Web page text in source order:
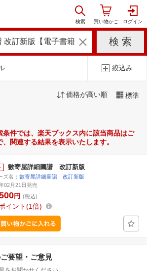
絞込み
価格が高い順 標準
条件では、楽天ブックス内に該当商品はご
関連する結果を表示いたします。
數寄屋詳細圖譜 改訂新版
ズ名： 數寄屋詳細圖譜 改訂新版
02月21日発売
円 (税込)
イント 1倍
要望・ご意見